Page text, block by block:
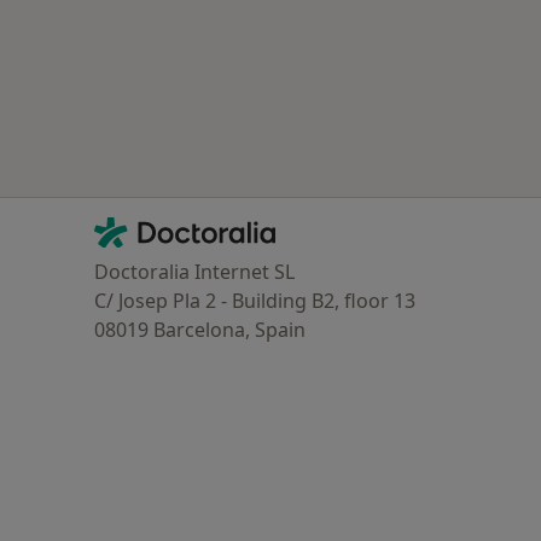
Contacto
Doctoralia - Homepage
Doctoralia Internet SL
C/ Josep Pla 2 - Building B2, floor 13
08019 Barcelona, Spain